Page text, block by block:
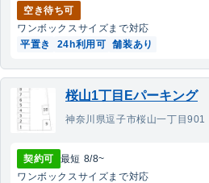
空き待ち可
ワンボックスサイズまで対応
平置き
24h利用可 舗装あり
桜山1丁目Eパーキング
神奈川県逗子市桜山一丁目901
契約可 最短 8/8~
ワンボックスサイズまで対応